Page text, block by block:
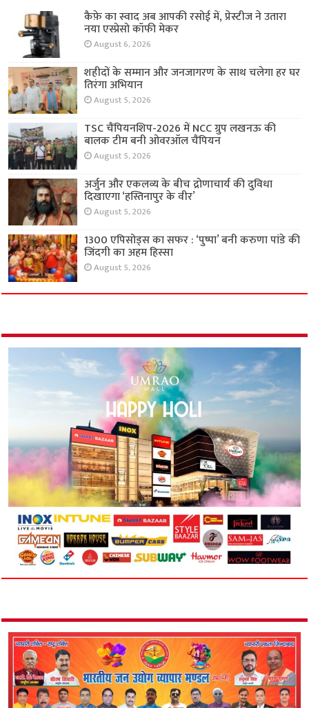
कैफ़े का स्वाद अब आपकी रसोई में, प्रेस्टीज ने उतारा
नया एस्प्रेसो कॉफी मेकर
August 6, 2026
शहीदों के सम्मान और जनजागरण के साथ चलेगा हर घर
तिरंगा अभियान
August 5, 2026
TSC चैंपियनशिप-2026 में NCC ग्रुप लखनऊ की
बालक टीम बनी ओवरऑल चैंपियन
August 5, 2026
अर्जुन और एकलव्य के बीच द्रोणाचार्य की दुविधा
दिखाएगा ‘हस्तिनापुर के वीर’
August 5, 2026
1300 एपिसोड्स का सफर : ‘पुष्पा’ बनी करुणा पांडे की
जिंदगी का अहम हिस्सा
August 5, 2026